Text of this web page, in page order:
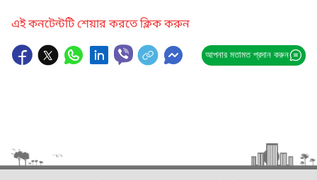
এই কনটেন্টটি শেয়ার করতে ক্লিক করুন
আপনার মতামত প্রদান করুন